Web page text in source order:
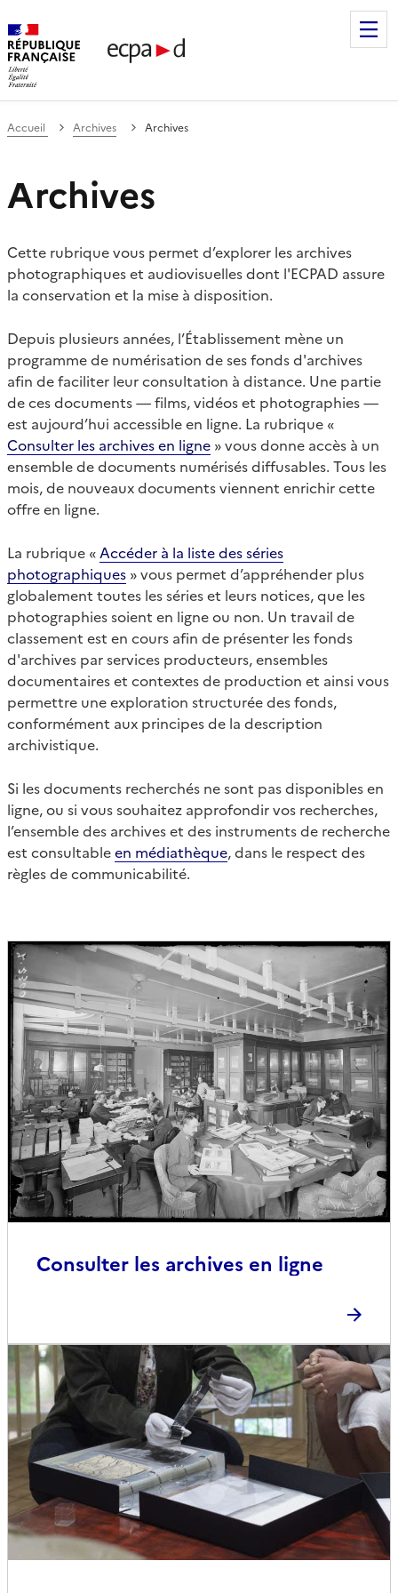
de communication et de production
Accueil Archives Archives
Archives
Cette rubrique vous permet d’explorer les archives
photographiques et audiovisuelles dont l'ECPAD assure
la conservation et la mise à disposition.
Depuis plusieurs années, l’Établissement mène un
programme de numérisation de ses fonds d'archives
afin de faciliter leur consultation à distance. Une partie
de ces documents — films, vidéos et photographies —
est aujourd’hui accessible en ligne. La rubrique «
Consulter les archives en ligne » vous donne accès à un
ensemble de documents numérisés diffusables. Tous les
mois, de nouveaux documents viennent enrichir cette
offre en ligne.
La rubrique « Accéder à la liste des séries
photographiques » vous permet d’appréhender plus
globalement toutes les séries et leurs notices, que les
photographies soient en ligne ou non. Un travail de
classement est en cours afin de présenter les fonds
d'archives par services producteurs, ensembles
documentaires et contextes de production et ainsi vous
permettre une exploration structurée des fonds,
conformément aux principes de la description
archivistique.
Si les documents recherchés ne sont pas disponibles en
ligne, ou si vous souhaitez approfondir vos recherches,
l’ensemble des archives et des instruments de recherche
est consultableen médiathèque, dans le respect des
règles de communicabilité.
Consulter les archives en ligne